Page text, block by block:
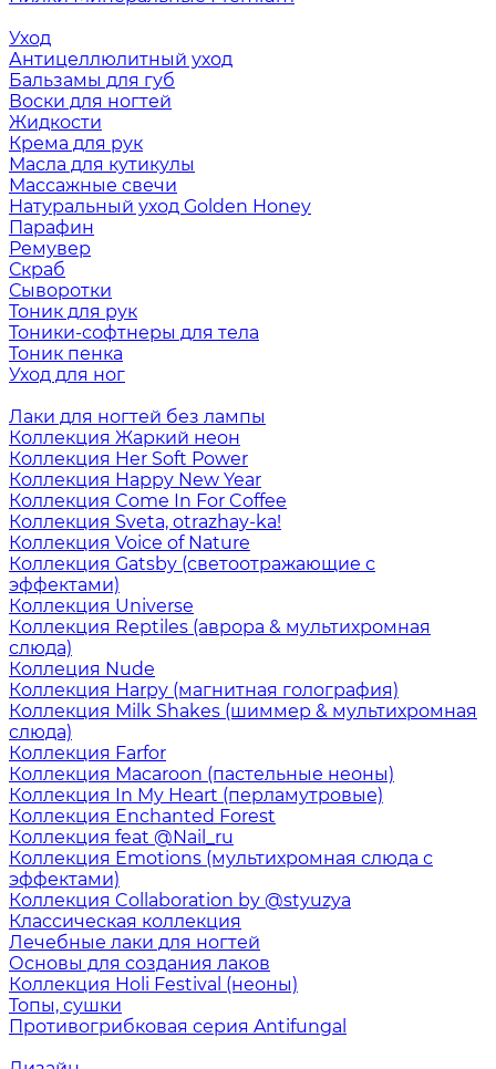
Уход
Антицеллюлитный уход
Бальзамы для губ
Воски для ногтей
Жидкости
Крема для рук
Масла для кутикулы
Массажные свечи
Натуральный уход Golden Honey
Парафин
Ремувер
Скраб
Сыворотки
Тоник для рук
Тоники-софтнеры для тела
Тоник пенка
Уход для ног
Лаки для ногтей без лампы
Коллекция Жаркий неон
Коллекция Her Soft Power
Коллекция Happy New Year
Коллекция Come In For Coffee
Коллекция Sveta, otrazhay-ka!
Коллекция Voice of Nature
Коллекция Gatsby (светоотражающие с
эффектами)
Коллекция Universe
Коллекция Reptiles (аврора & мультихромная
слюда)
Коллеция Nude
Коллекция Harpy (магнитная голография)
Коллекция Milk Shakes (шиммер & мультихромная
слюда)
Коллекция Farfor
Коллекция Macaroon (пастельные неоны)
Коллекция In My Heart (перламутровые)
Коллекция Enchanted Forest
Коллекция feat @Nail_ru
Коллекция Emotions (мультихромная слюда с
эффектами)
Коллекция Collaboration by @styuzya
Классическая коллекция
Лечебные лаки для ногтей
Основы для создания лаков
Коллекция Holi Festival (неоны)
Топы, сушки
Противогрибковая серия Antifungal